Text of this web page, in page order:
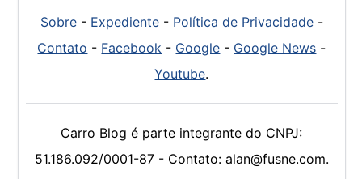
Sobre- Expediente- Política de Privacidade-
Contato - Facebook - Google - Google News -
Youtube.
Carro Blog é parte integrante do CNPJ:
51.186.092/0001-87 - Contato: alan@fusne.com.